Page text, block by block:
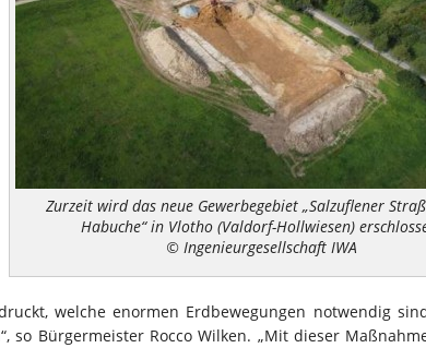
Zurzeit wird das neue Gewerbegebiet „Salzuflener
Habuche“ in Vlotho (Valdorf-Hollwiesen)
© Ingenieurgesellschaft IWA
welche enormen Erdbewegungen notwendig
so Bürgermeister Rocco Wilken. „Mit dieser